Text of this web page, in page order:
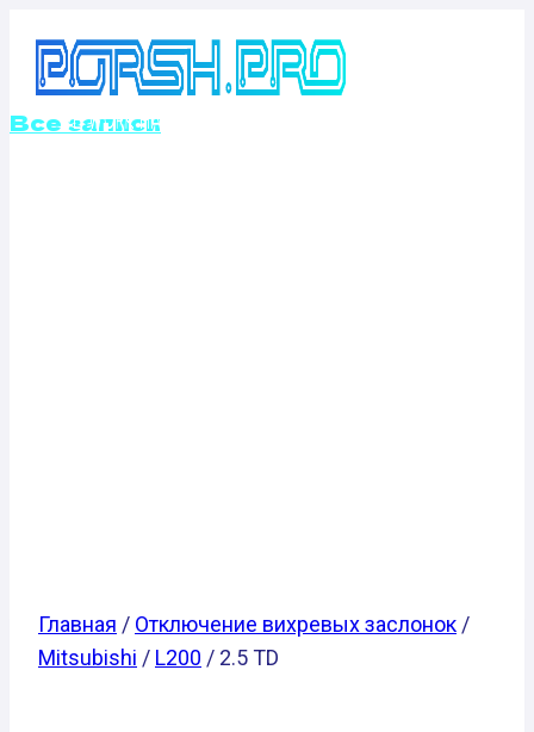
содержимому
Все записи
Главная / Отключение вихревых заслонок /
Mitsubishi / L200 / 2.5 TD